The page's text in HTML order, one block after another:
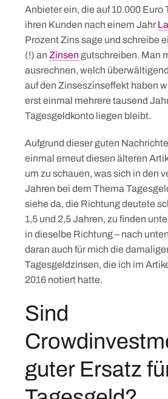
Anbieter ein, die auf 10.000 Euro
ihren Kunden nach einem Jahr
Prozent Zins sage und schreibe
(!) an Zinsen gutschreiben. Man
ausrechnen, welch
auf den Zinseszinseffekt haben
erst einmal mehrere tausend
Tagesgeldkonto liegen bleibt.
Aufgrund dieser guten
einmal erneut diesen älteren
um zu schauen, was sich in den
Jahren bei dem Thema
siehe da, die Richtung deutete
1,5 und 2,5 Jahren, zu finden
in dieselbe Richtung – nach
daran auch für mich die
Tagesgeldzinsen, die ich im
2016 notiert hatte.
Sind
guter Ersatz